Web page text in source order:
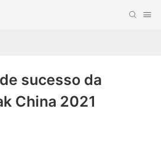
sucesso da
China 2021